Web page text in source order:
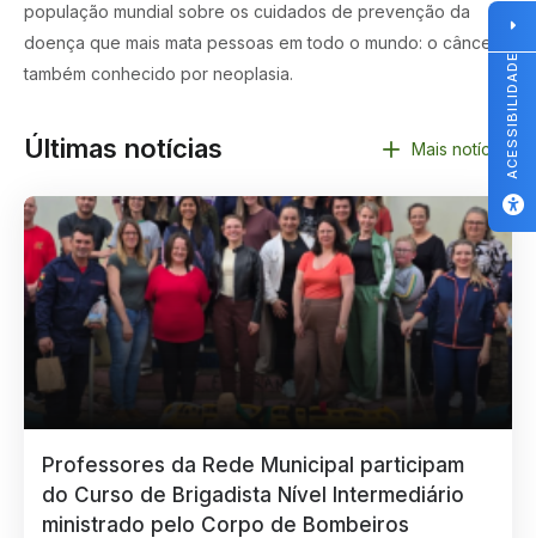
população mundial sobre os cuidados de prevenção da
doença que mais mata pessoas em todo o mundo: o câncer,
também conhecido por neoplasia.
Últimas notícias Mais notícias
Professores da Rede Municipal participam
do Curso de Brigadista Nível Intermediário
ministrado pelo Corpo de Bombeiros
ACESSIBILIDADE